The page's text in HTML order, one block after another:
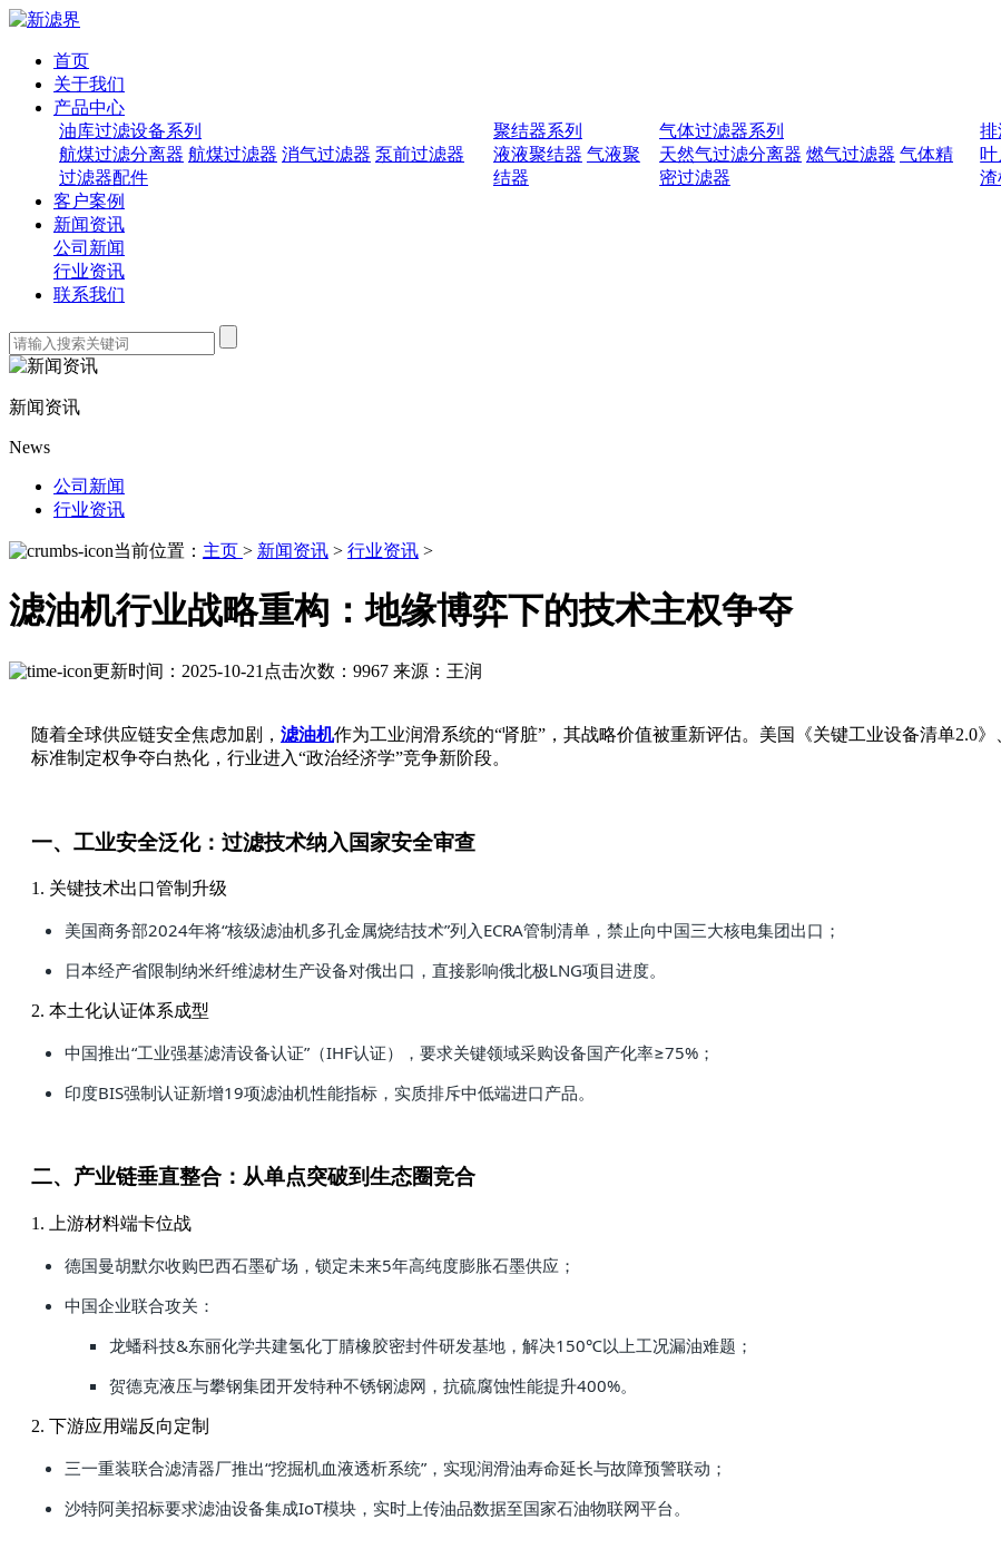
首页
关于我们
产品中心
油库过滤设备系列
航煤过滤分离器 航煤过滤器 消气过滤器 泵前过滤器
过滤器配件
聚结器系列
液液聚结器 气液聚
结器
气体过滤器系列
天然气过滤分离器 燃气过滤器 气体精
密过滤器
排
渣
客户案例
新闻资讯
公司新闻
行业资讯
联系我们
新闻资讯
News
公司新闻
行业资讯
当前位置： 主页 > 新闻资讯 > 行业资讯 >
滤油机行业战略重构：地缘博弈下的技术主权争夺
更新时间：2025-10-21 点击次数：9967 来源：王润
随着全球供应链安全焦虑加剧， 滤油机作为工业润滑系统的“肾脏”，其战略价值被重新评估。美国《关键工业设备清单2.0
标准制定权争夺白热化，行业进入“政治经济学”竞争新阶段。
一、工业安全泛化：过滤技术纳入国家安全审查
1. 关键技术出口管制升级
美国商务部2024年将“核级滤油机多孔金属烧结技术”列入ECRA管制清单，禁止向中国三大核电集团出口；
日本经产省限制纳米纤维滤材生产设备对俄出口，直接影响俄北极LNG项目进度。
2. 本土化认证体系成型
中国推出“工业强基滤清设备认证”（IHF认证），要求关键领域采购设备国产化率≥75%；
印度BIS强制认证新增19项滤油机性能指标，实质排斥中低端进口产品。
二、产业链垂直整合：从单点突破到生态圈竞合
1. 上游材料端卡位战
德国曼胡默尔收购巴西石墨矿场，锁定未来5年高纯度膨胀石墨供应；
中国企业联合攻关：
龙蟠科技&东丽化学共建氢化丁腈橡胶密封件研发基地，解决150℃以上工况漏油难题；
贺德克液压与攀钢集团开发特种不锈钢滤网，抗硫腐蚀性能提升400%。
2. 下游应用端反向定制
三一重装联合滤清器厂推出“挖掘机血液透析系统”，实现润滑油寿命延长与故障预警联动；
沙特阿美招标要求滤油设备集成IoT模块，实时上传油品数据至国家石油物联网平台。